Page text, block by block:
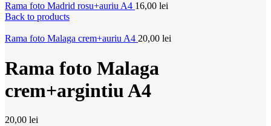
Rama foto Madrid rosu+auriu A4 16,00 lei
Back to products
Rama foto Malaga crem+auriu A4 20,00 lei
Rama foto Malaga
crem+argintiu A4
20,00 lei